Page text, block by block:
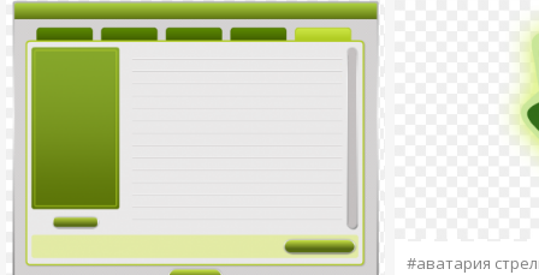
#аватария